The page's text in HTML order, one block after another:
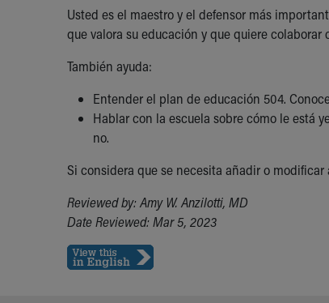
Usted es el maestro y el defensor más
que valora su educación y que quiere
También ayuda:
Entender el plan de educación 504.
Hablar con la escuela sobre cómo le está
no.
Si considera que se necesita añadir o
Reviewed by: Amy W. Anzilotti, MD
Date Reviewed: Mar 5, 2023